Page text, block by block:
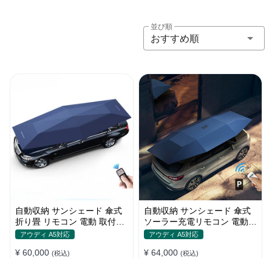
並び順
おすすめ順
自動収納 サンシェード 傘式
折り畳 リモコン 電動 取付簡
単 汎用 防風
アウディ A5対応
¥ 60,000 (税込)
自動収納 サンシェード 傘式
ソーラー充電リモコン 電動
取付簡単 汎用
アウディ A5対応
¥ 64,000 (税込)